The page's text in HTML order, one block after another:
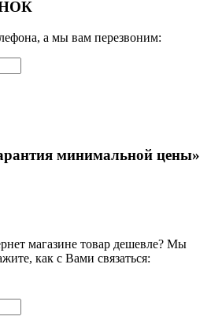
а мы вам перезвоним:
минимальной цены»
магазине товар дешевле? Мы
как с Вами связаться: